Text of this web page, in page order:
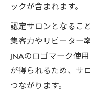
ックが含まれます。
認定サロンとなるこ
集客力やリピーター
JNAのロゴマーク使
が得られるため、サ
つながります。